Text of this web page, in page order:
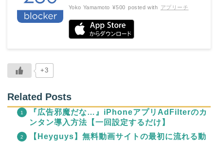
Yoko Yamamoto ¥500 posted with アプリーチ
+3
Related Posts
『広告邪魔だな…』iPhoneアプリAdFilterのカ
ンタン導入方法【一回設定するだけ】
【Heyguys】無料動画サイトの最初に流れる動